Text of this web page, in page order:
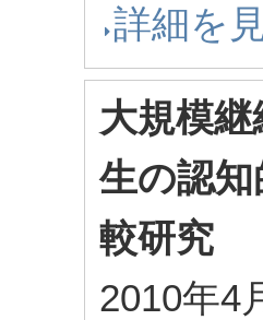
詳細を
大規模
生の認
較研究
2010年4